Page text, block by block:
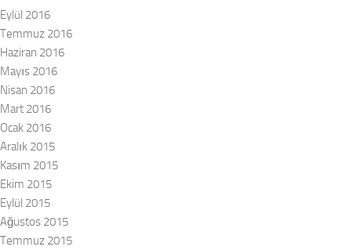
Eylül 2016
Temmuz 2016
Haziran 2016
Mayıs 2016
Nisan 2016
Mart 2016
Ocak 2016
Aralık 2015
Kasım 2015
Ekim 2015
Eylül 2015
Ağustos 2015
Temmuz 2015